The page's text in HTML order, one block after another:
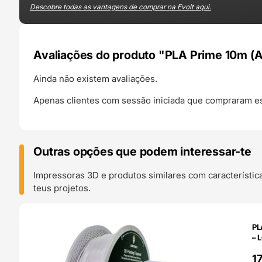
Descobre todas as vantagens de comprar na Evolt aqui.
Avaliações do produto "PLA Prime 10m
Ainda não existem avaliações.
Apenas clientes com sessão iniciada que compraram
Outras opções que podem interessar-te
Impressoras 3D e produtos similares com
teus projetos.
–